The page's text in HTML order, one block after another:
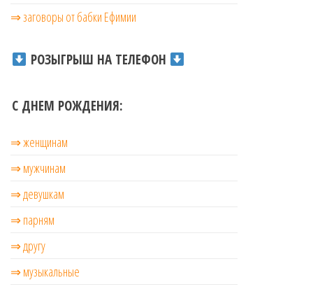
⇒ заговоры от бабки Ефимии
РОЗЫГРЫШ НА ТЕЛЕФОН
С ДНЕМ РОЖДЕНИЯ:
⇒ женщинам
⇒ мужчинам
⇒ девушкам
⇒ парням
⇒ другу
⇒ музыкальные